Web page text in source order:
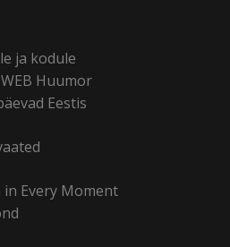
ja kodule
Huumor
Eestis
Every Moment